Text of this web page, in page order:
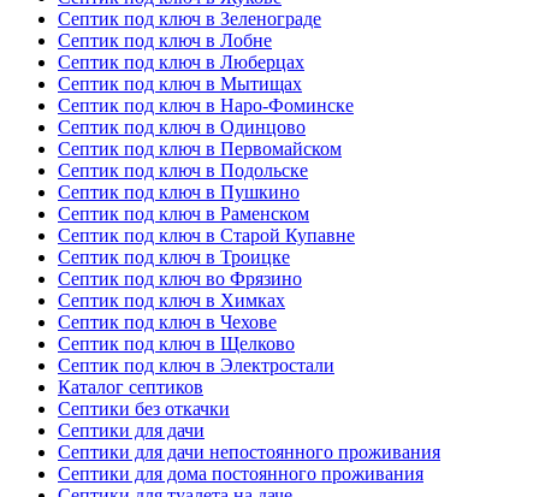
Септик под ключ в Зеленограде
Септик под ключ в Лобне
Септик под ключ в Люберцах
Септик под ключ в Мытищах
Септик под ключ в Наро-Фоминске
Септик под ключ в Одинцово
Септик под ключ в Первомайском
Септик под ключ в Подольске
Септик под ключ в Пушкино
Септик под ключ в Раменском
Септик под ключ в Старой Купавне
Септик под ключ в Троицке
Септик под ключ во Фрязино
Септик под ключ в Химках
Септик под ключ в Чехове
Септик под ключ в Щелково
Септик под ключ в Электростали
Каталог септиков
Септики без откачки
Септики для дачи
Септики для дачи непостоянного проживания
Септики для дома постоянного проживания